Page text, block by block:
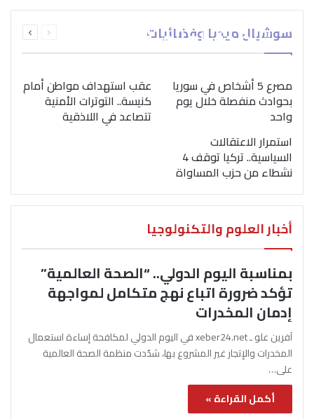
سوشيال ميديا وفضائيات الصفحةالصفحة
بمناسبة اليوم الدولي..
“الصحة العالمية” تؤكد
ضرورة اتباع نهج متكامل
لمواجهة إدمان المخدرات
مصرع 5 أشخاص في سوريا
بحوادث منفصلة خلال يوم
واحد
عقب استهداف مواطن أمام
كنيسة.. التوترات الأمنية
تتصاعد في اللاذقية
استمرار الاعتقالات
السياسية.. تركيا توقف 4
نشطاء من حزب المساواة
أخبار العلوم والتكنولوجيا
بمناسبة اليوم الدولي.. “الصحة العالمية”
تؤكد ضرورة اتباع نهج متكامل لمواجهة
إدمان المخدرات
آفرين علو ـ xeber24.net في اليوم الدولي لمكافحة إساءة استعمال
المخدرات والإتجار غير المشروع بها، شدّدت منظمة الصحة العالمية
على…
أكمل القراءة »